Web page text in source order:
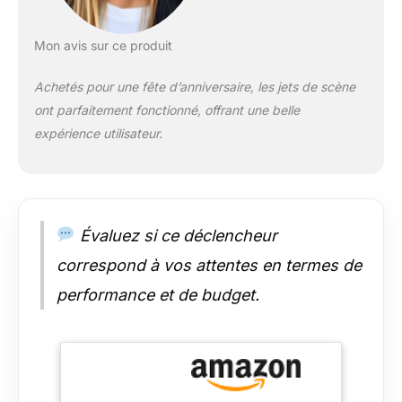
d'utilisation et de
Responsable : Au vu
plastique recyclé et
de nos stations
ressort avec des
légères traces. Nous
nos produits sont
neufs et non d?
occasion, nous
Mon avis sur ce produit
Achetés pour une fête d’anniversaire, les jets de scène
ont parfaitement fonctionné, offrant une belle
expérience utilisateur.
Évaluez si ce déclencheur
correspond à vos attentes en termes de
performance et de budget.